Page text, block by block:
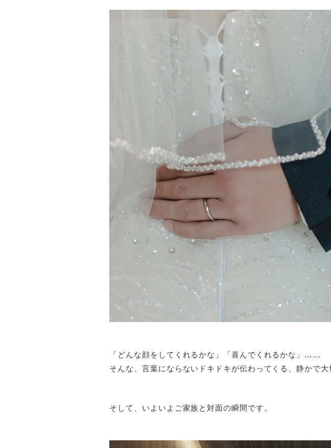
「どんな顔をしてくれるかな」「喜んでくれるかな」……
そんな、言葉にならないドキドキが伝わってくる、静かで大
そして、いよいよご家族と対面の瞬間です。